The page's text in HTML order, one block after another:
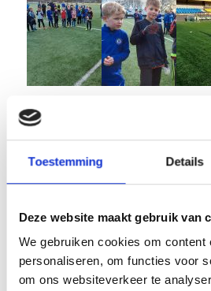
Toestemming Details
Deze website maakt gebruik van
We gebruiken cookies om content
personaliseren, om functies voor
om ons websiteverkeer te
De clinic staat onder leiding van Dennis
Vorstenbossche Boys en INTER Milan
Wat ga je verbeteren?